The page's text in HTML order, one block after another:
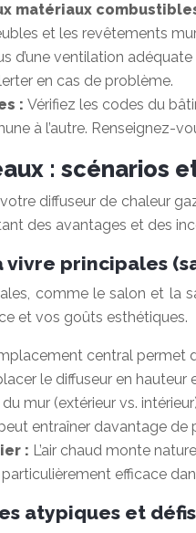
matériaux
et les revêtements
d’une ventilation
en cas de problème.
: Vérifiez les codes du
à l’autre. Renseignez-
: scénarios
diffuseur de chaleur
des avantages et des
vivre principales
comme le salon et la
et vos goûts esthétiques.
central permet
le diffuseur en
mur (extérieur vs.
entraîner davantage de
: L’air chaud monte
particulièrement efficace
atypiques et